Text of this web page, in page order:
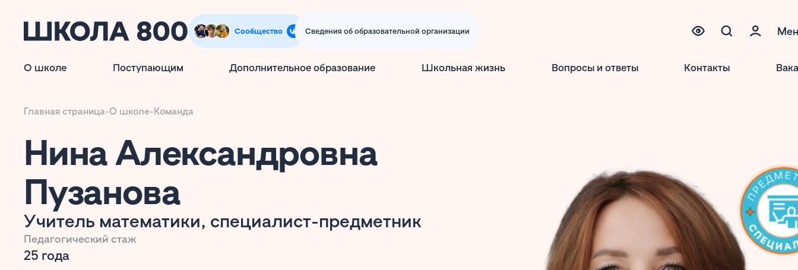
Сообщество Сведения об образовательной организации
О школе Поступающим Дополнительное образование Школьная жизнь Вопросы и ответы Контакты
Главная страница-О школе-Команда
Нина Александровна
Пузанова
Учитель математики, специалист-предметник
Педагогический стаж
25 года